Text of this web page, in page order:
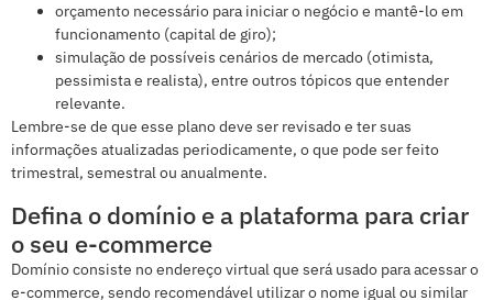
orçamento necessário para iniciar o negócio e mantê-lo em
funcionamento (capital de giro);
simulação de possíveis cenários de mercado (otimista,
pessimista e realista), entre outros tópicos que entender
relevante.
Lembre-se de que esse plano deve ser revisado e ter suas
informações atualizadas periodicamente, o que pode ser feito
trimestral, semestral ou anualmente.
Defina o domínio e a plataforma para criar
o seu e-commerce
Domínio consiste no endereço virtual que será usado para acessar o
e-commerce, sendo recomendável utilizar o nome igual ou similar